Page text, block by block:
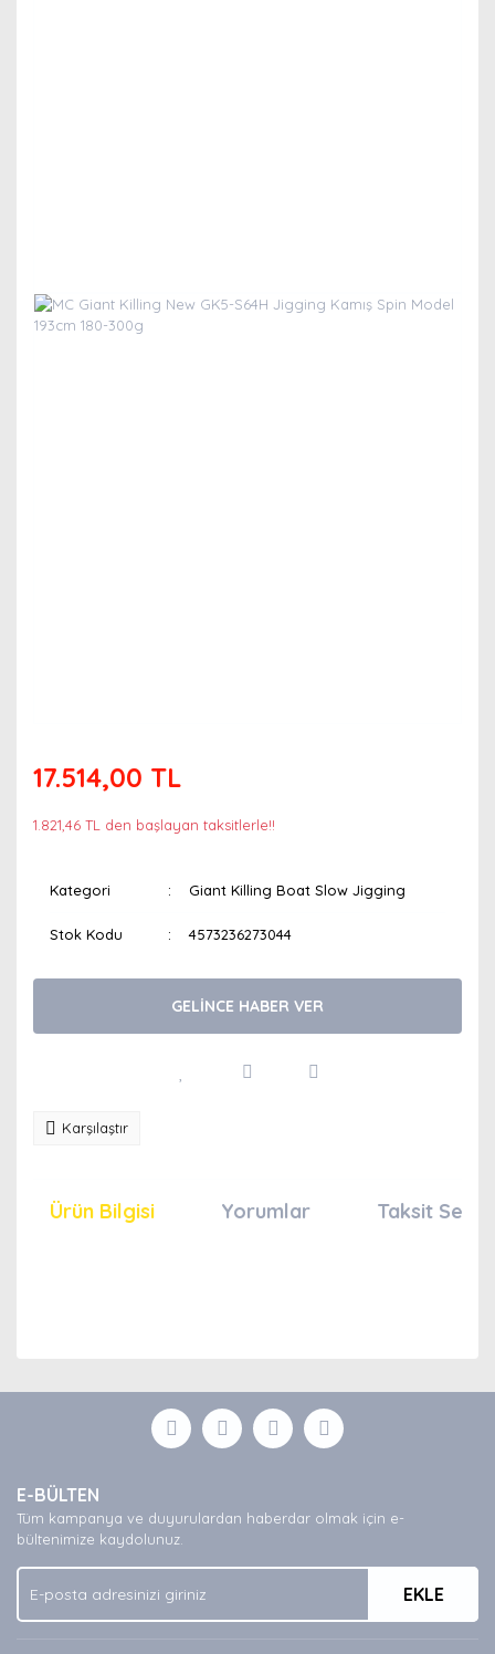
17.514,00 TL
1.821,46 TL den başlayan taksitlerle!!
Kategori Giant Killing Boat Slow Jigging
Stok Kodu 4573236273044
GELİNCE HABER VER
Karşılaştır
Ürün Bilgisi Yorumlar Taksit
Yorum Yaz
formunu kullanarak tarafımıza iletebilirsiniz.
Görüş ve önerileriniz için teşekkür ederiz.
Ürün açıklamasında eksik bilgiler bulunuyor.
Ürün bilgilerinde hatalar bulunuyor.
Ürün fiyatı diğer sitelerden daha pahalı.
Bu ürüne benzer farklı alternatifler olmalı.
E-BÜLTEN
Tüm kampanya ve duyurulardan haberdar olmak için e-
bültenimize kaydolunuz.
EKLE